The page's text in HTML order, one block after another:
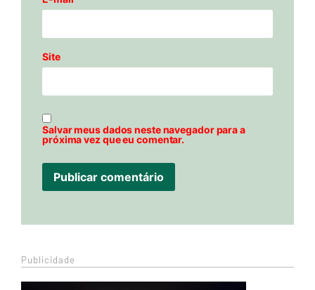
Site
Salvar meus dados neste navegador para a
próxima vez que eu comentar.
Publicidade